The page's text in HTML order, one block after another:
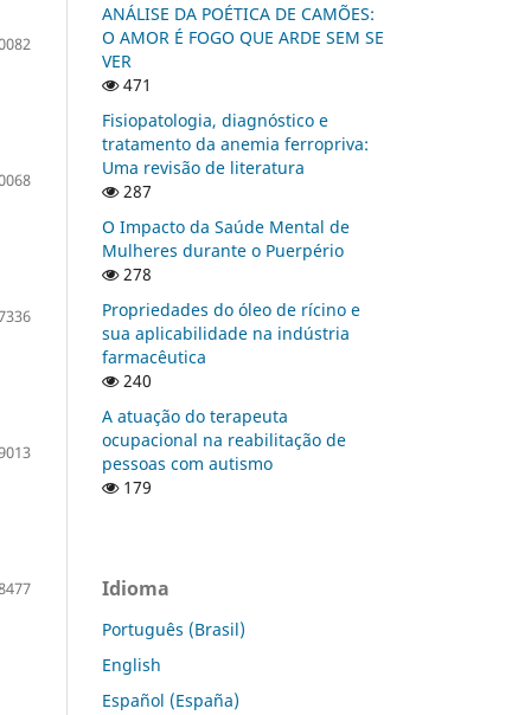
ANÁLISE DA POÉTICA DE CAMÕES:
O AMOR É FOGO QUE ARDE SEM SE
VER
471
Fisiopatologia, diagnóstico e
tratamento da anemia ferropriva:
Uma revisão de literatura
287
O Impacto da Saúde Mental de
Mulheres durante o Puerpério
278
Propriedades do óleo de rícino e
sua aplicabilidade na indústria
farmacêutica
240
A atuação do terapeuta
ocupacional na reabilitação de
pessoas com autismo
179
Idioma
Português (Brasil)
English
Español (España)